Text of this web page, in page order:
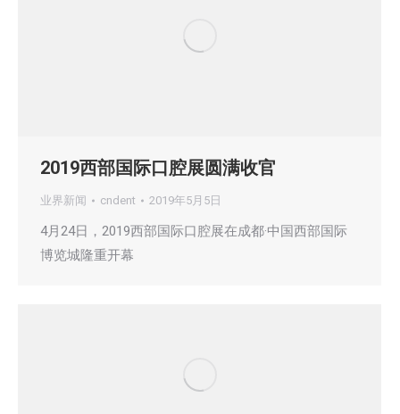
2019西部国际口腔展圆满收官
业界新闻 cndent 2019年5月5日
4月24日，2019西部国际口腔展在成都·中国西部国际
博览城隆重开幕